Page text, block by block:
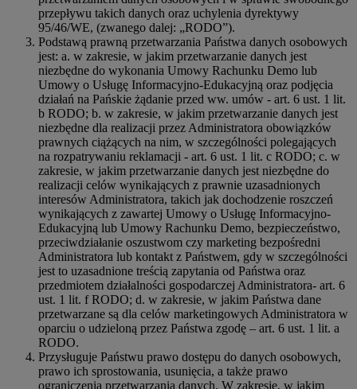
przepływu takich danych oraz uchylenia dyrektywy
95/46/WE, (zwanego dalej: „RODO”).
Podstawą prawną przetwarzania Państwa danych osobowych
jest: a. w zakresie, w jakim przetwarzanie danych jest
niezbędne do wykonania Umowy Rachunku Demo lub
Umowy o Usługę Informacyjno-Edukacyjną oraz podjęcia
działań na Pańskie żądanie przed ww. umów - art. 6 ust. 1 lit.
b RODO; b. w zakresie, w jakim przetwarzanie danych jest
niezbędne dla realizacji przez Administratora obowiązków
prawnych ciążących na nim, w szczególności polegających
na rozpatrywaniu reklamacji - art. 6 ust. 1 lit. c RODO; c. w
zakresie, w jakim przetwarzanie danych jest niezbędne do
realizacji celów wynikających z prawnie uzasadnionych
interesów Administratora, takich jak dochodzenie roszczeń
wynikających z zawartej Umowy o Usługę Informacyjno-
Edukacyjną lub Umowy Rachunku Demo, bezpieczeństwo,
przeciwdziałanie oszustwom czy marketing bezpośredni
Administratora lub kontakt z Państwem, gdy w szczególności
jest to uzasadnione treścią zapytania od Państwa oraz
przedmiotem działalności gospodarczej Administratora- art. 6
ust. 1 lit. f RODO; d. w zakresie, w jakim Państwa dane
przetwarzane są dla celów marketingowych Administratora w
oparciu o udzieloną przez Państwa zgodę – art. 6 ust. 1 lit. a
RODO.
Przysługuje Państwu prawo dostępu do danych osobowych,
prawo ich sprostowania, usunięcia, a także prawo
ograniczenia przetwarzania danych. W zakresie, w jakim